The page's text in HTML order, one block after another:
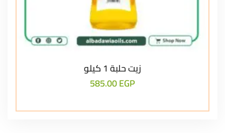
زيت حلبة 1 كيلو
585.00EGP